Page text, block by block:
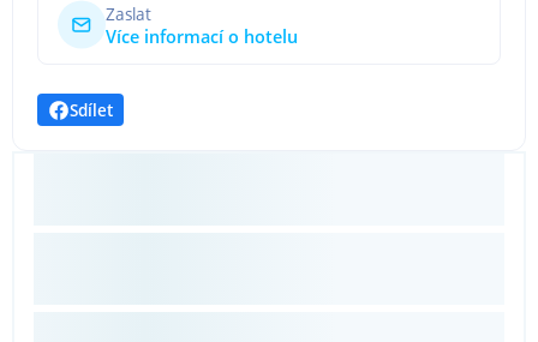
Zaslat
Více informací o hotelu
Sdílet